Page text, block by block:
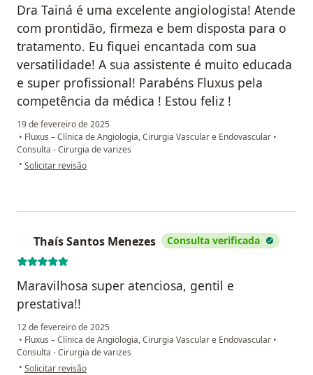
Dra Tainá é uma excelente angiologista! Atende
com prontidão, firmeza e bem disposta para o
tratamento. Eu fiquei encantada com sua
versatilidade! A sua assistente é muito educada
e super profissional! Parabéns Fluxus pela
competência da médica ! Estou feliz !
19 de fevereiro de 2025
• Fluxus – Clínica de Angiologia, Cirurgia Vascular e Endovascular •
Consulta - Cirurgia de varizes
• na opinião do utilizador Ana Carolina
Solicitar revisão
Thaís Santos Menezes Consulta verificada
Maravilhosa super atenciosa, gentil e
prestativa!!
12 de fevereiro de 2025
• Fluxus – Clínica de Angiologia, Cirurgia Vascular e Endovascular •
Consulta - Cirurgia de varizes
• na opinião do utilizador Thaís Santos Menezes
Solicitar revisão